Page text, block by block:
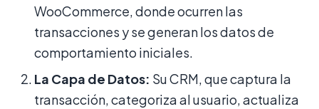
WooCommerce, donde ocurren las
transacciones y se generan los datos de
comportamiento iniciales.
La Capa de Datos: Su CRM, que captura la
transacción, categoriza al usuario, actualiza